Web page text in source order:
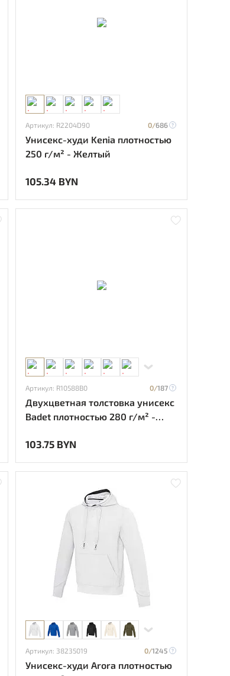
Артикул: R2204D90 0/686
Унисекс-худи Kenia плотностью
250 г/м² - Желтый
105.34 BYN
Артикул: R10588B0 0/187
Двухцветная толстовка унисекс
Badet плотностью 280 г/м² -
103.75 BYN
Артикул: 38235019 0/1245
Унисекс-худи Arora плотностью